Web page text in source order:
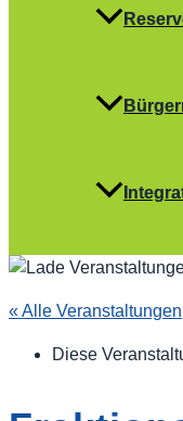
« Alle Veranstaltungen
Diese